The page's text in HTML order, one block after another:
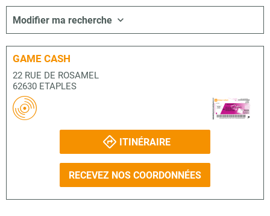
Modifier ma recherche
GAME CASH
22 RUE DE ROSAMEL
62630 ETAPLES
ITINÉRAIRE
RECEVEZ NOS COORDONNÉES